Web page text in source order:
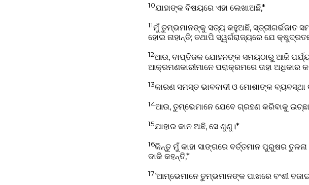
10ଯାହାଙ୍କ ବିଷୟରେ ଏହା ଲେଖାଅଛି,*
11ମୁଁ ତୁମ୍ଭମାନଙ୍କୁ ସତ୍ୟ କହୁଅଛି, ସ୍ତ୍ରୀଗର୍ଭଜାତ
ହୋଇ ନାହାନ୍ତି; ତଥାପି ସ୍ୱର୍ଗରାଜ୍ୟରେ ଯେ
12ଆଉ, ବାପ୍ତିଜକ ଯୋହନଙ୍କ ସମୟଠାରୁ ଆଜି
ଆକ୍ରମଣକାରୀମାନେ ପରାକ୍ରମରେ ତାହା ଅଧିକାର
13କାରଣ ସମସ୍ତ ଭାବବାଦୀ ଓ ମୋଶାଙ୍କ
14ଆଉ, ତୁମ୍ଭେମାନେ ଯେବେ ଗ୍ରହଣ କରିବାକୁ
15ଯାହାର କାନ ଅଛି, ସେ ଶୁଣୁ।*
16କିନ୍ତୁ ମୁଁ କାହା ସାଙ୍ଗରେ ବର୍ତ୍ତମାନ ପୁରୁଷର
ଡାକି କହନ୍ତି,*
17‘ଆମ୍ଭେମାନେ ତୁମ୍ଭମାନଙ୍କ ପାଖରେ ବଂଶୀ